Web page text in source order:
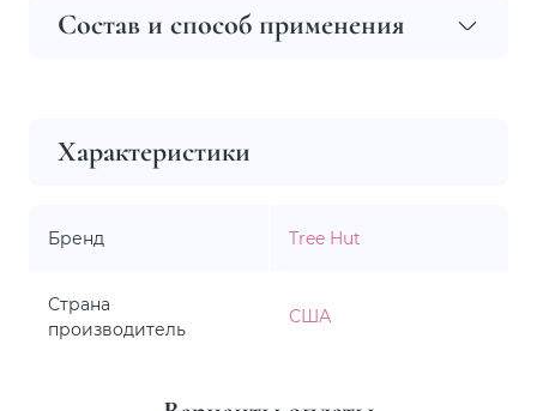
Состав и способ применения
Характеристики
Бренд Tree Hut
Страна
производитель
США